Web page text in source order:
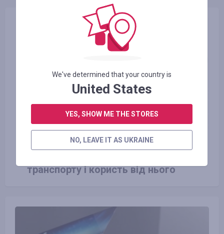
транспорту і користь від нього
We've determined that your country is
United States
YES, SHOW ME THE STORES
NO, LEAVE IT AS UKRAINE